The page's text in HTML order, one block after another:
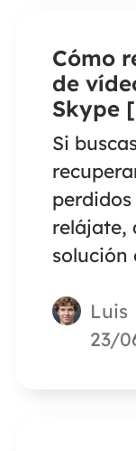
Cómo
de
Skype
Si
perdidos
relájate,
solución
Luis
23/